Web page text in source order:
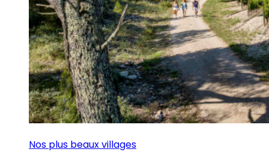
Nos plus beaux villages